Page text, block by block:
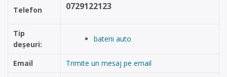
Telefon 0729122123
Tip
deșeuri:
baterii auto
Email
Trimite un mesaj pe email